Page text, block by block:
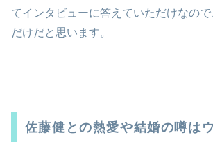
てインタビューに答えていただけなの
だけだと思います。
佐藤健との熱愛や結婚の噂は